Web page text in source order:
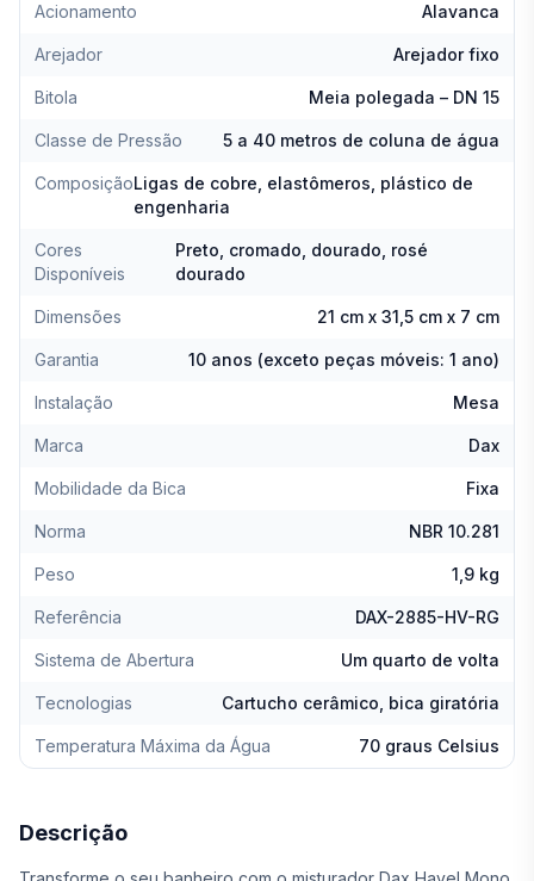
Acionamento Alavanca
Arejador Arejador fixo
Bitola Meia polegada – DN 15
Classe de Pressão 5 a 40 metros de coluna de água
ComposiçãoLigas de cobre, elastômeros, plástico de
engenharia
Cores
Disponíveis
Preto, cromado, dourado, rosé
dourado
Dimensões 21 cm x 31,5 cm x 7 cm
Garantia 10 anos (exceto peças móveis: 1 ano)
Instalação Mesa
Marca Dax
Mobilidade da Bica Fixa
Norma NBR 10.281
Peso 1,9 kg
Referência DAX-2885-HV-RG
Sistema de Abertura Um quarto de volta
Tecnologias Cartucho cerâmico, bica giratória
Temperatura Máxima da Água 70 graus Celsius
Descrição